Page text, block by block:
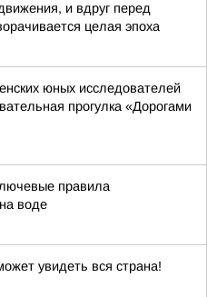
и вдруг перед
целая эпоха
юных исследователей
прогулка «Дорогами
правила
воде
увидеть вся страна!